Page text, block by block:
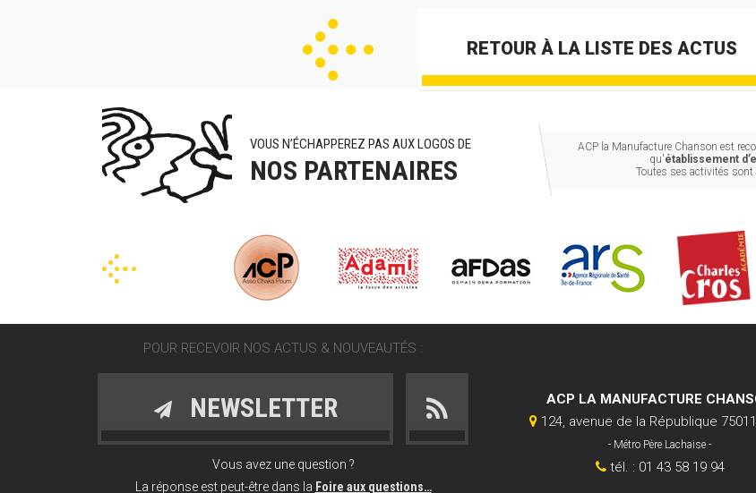
RETOUR À LA LISTE DES ACTUS
VOUS N’ÉCHAPPEREZ PAS AUX LOGOS DE
NOS PARTENAIRES
ACP la Manufacture Chanson est
qu'établissement
Toutes ses activités
POUR RECEVOIR NOS ACTUS & NOUVEAUTÉS :
NEWSLETTER
Vous avez une question ?
La réponse est peut-être dans la Foire aux questions…
ACP LA MANUFACTURE
124, avenue de la République
- Métro Père Lachaise -
tél. : 01 43 58 19 94